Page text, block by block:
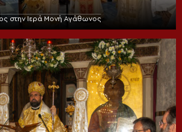
στην Ιερά Μονή Αγάθωνος